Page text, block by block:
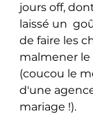
jours off,
laissé un
de faire les
malmener
(coucou le
d'une
mariage !).